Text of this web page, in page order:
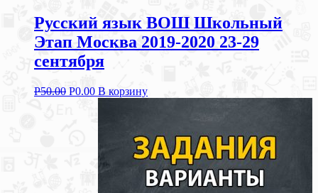
Русский язык ВОШ Школьный
Этап Москва 2019-2020 23-29
сентября
Р50.00 Р0.00 В корзину